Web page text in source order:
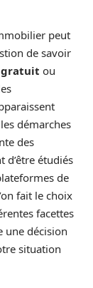
peut
de savoir
ou
démarches
des
d’être étudiés
de
fait le choix
facettes
une décision
situation